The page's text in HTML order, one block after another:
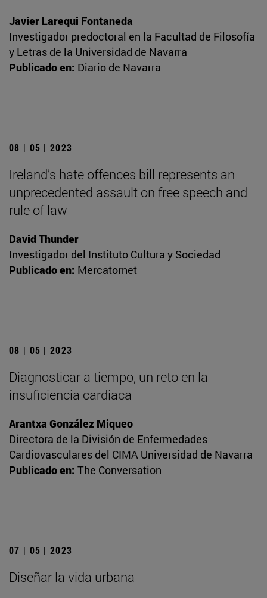
Javier Larequi Fontaneda
Investigador predoctoral en la Facultad de Filosofía
y Letras de la Universidad de Navarra
Publicado en: Diario de Navarra
08 | 05 | 2023
Ireland’s hate offences bill represents an
unprecedented assault on free speech and
rule of law
David Thunder
Investigador del Instituto Cultura y Sociedad
Publicado en: Mercatornet
08 | 05 | 2023
Diagnosticar a tiempo, un reto en la
insuficiencia cardiaca
Arantxa González Miqueo
Directora de la División de Enfermedades
Cardiovasculares del CIMA Universidad de Navarra
Publicado en: The Conversation
07 | 05 | 2023
Diseñar la vida urbana